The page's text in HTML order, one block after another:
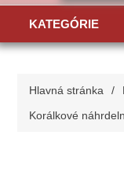
KATEGÓRIE
Hlavná stránka /
Korálkové